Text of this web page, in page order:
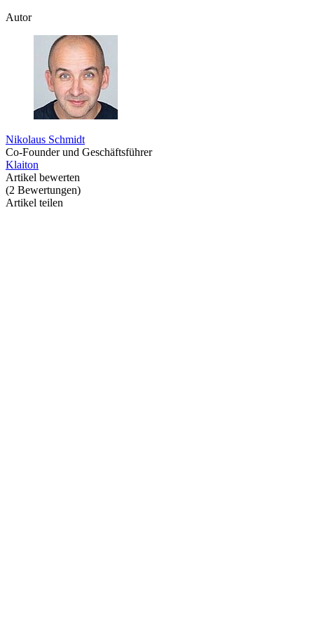
Autor
Nikolaus Schmidt
Co-Founder und Geschäftsführer
Klaiton
Artikel bewerten
(2 Bewertungen)
Artikel teilen